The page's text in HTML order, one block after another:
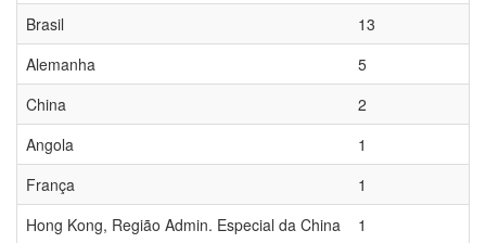
Brasil
13
Alemanha
5
China
2
Angola
1
França
1
Hong Kong, Região Admin. Especial da China
1